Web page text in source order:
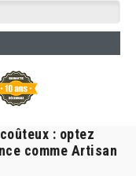
: optez
comme Artisan